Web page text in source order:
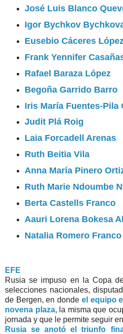
José Luis Blanco
Igor Bychkov
Eusebio Cáceres
Frank Yennifer
Rafael Baraza López
Begoña Garrido Barro
Iris María Fuentes-Pila
Judit Plá Roig
Laia Forcadell Arenas
Ruth Beitia Vila
Anna María Pinero
Ruth Marie Ndoumbe
Berta Castells Franco
Aauri Lorena Bokesa
Natalia Romero Franco
EFE
Rusia se impuso en la Copa
selecciones nacionales,
de Bergen, en donde el equipo
novena plaza, la misma que
jornada y que le permite seguir
Rusia se anotó el triunfo